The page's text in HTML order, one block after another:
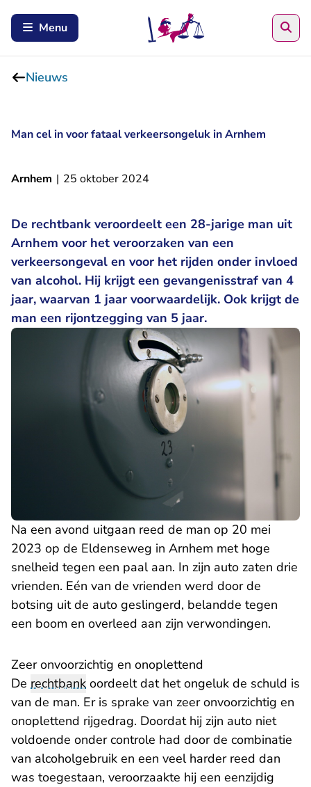
Menu
Nieuws
Man cel in voor fataal verkeersongeluk in Arnhem
Arnhem | 25 oktober 2024
De rechtbank veroordeelt een 28-jarige man uit
Arnhem voor het veroorzaken van een
verkeersongeval en voor het rijden onder invloed
van alcohol. Hij krijgt een gevangenisstraf van 4
jaar, waarvan 1 jaar voorwaardelijk. Ook krijgt de
man een rijontzegging van 5 jaar.
Na een avond uitgaan reed de man op 20 mei
2023 op de Eldenseweg in Arnhem met hoge
snelheid tegen een paal aan. In zijn auto zaten drie
vrienden. Eén van de vrienden werd door de
botsing uit de auto geslingerd, belandde tegen
een boom en overleed aan zijn verwondingen.
Zeer onvoorzichtig en onoplettend
De rechtbank oordeelt dat het ongeluk de schuld is
van de man. Er is sprake van zeer onvoorzichtig en
onoplettend rijgedrag. Doordat hij zijn auto niet
voldoende onder controle had door de combinatie
van alcoholgebruik en een veel harder reed dan
was toegestaan, veroorzaakte hij een eenzijdig